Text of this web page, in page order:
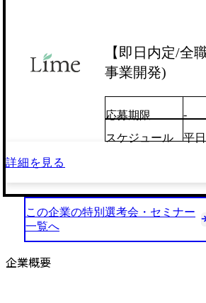
【即日内定/全
事業開発)
応募期限
-
スケジュール
平
詳細を見る
この企業の特別選考会・セミナー
一覧へ
企業概要